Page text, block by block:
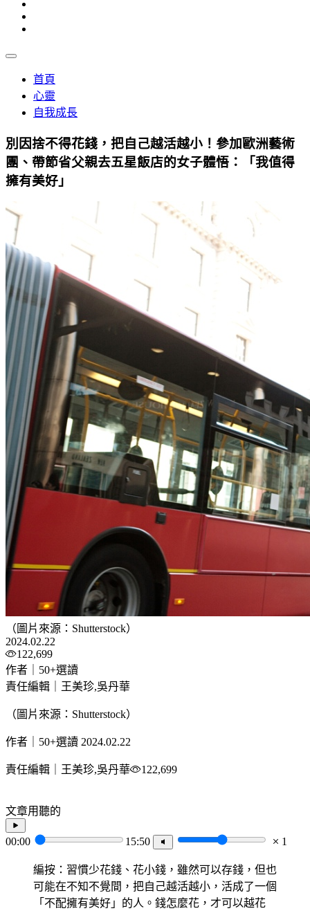
首頁
心靈
自我成長
別因捨不得花錢，把自己越活越小！參加歐洲藝術
團、帶節省父親去五星飯店的女子體悟：「我值得
擁有美好」
（圖片來源：Shutterstock）
2024.02.22
122,699
作者｜50+選讀
責任編輯｜王美珍,吳丹華
（圖片來源：Shutterstock）
作者｜50+選讀 2024.02.22
責任編輯｜王美珍,吳丹華 122,699
文章用聽的
00:00 15:50 1
編按：習慣少花錢、花小錢，雖然可以存錢，但也
可能在不知不覺間，把自己越活越小，活成了一個
「不配擁有美好」的人。錢怎麼花，才可以越花